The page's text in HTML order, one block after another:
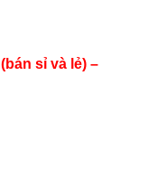
sỉ và lẻ) –